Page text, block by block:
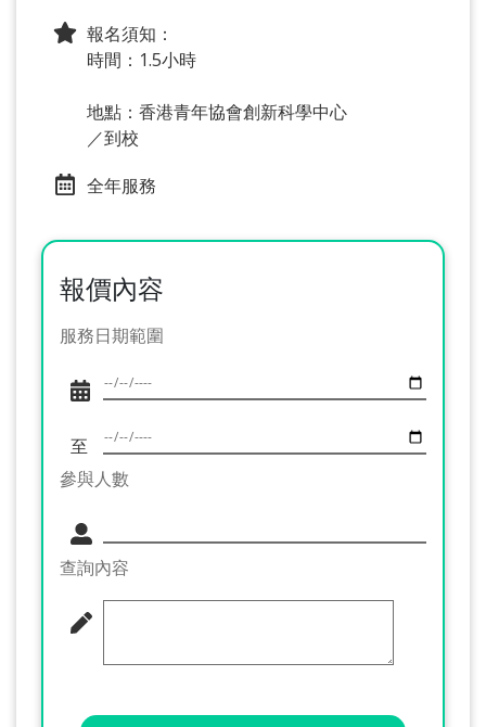
報名須知：
時間：1.5小時
地點：香港青年協會創新科學中心
／到校
全年服務
報價內容
服務日期範圍
至
參與人數
查詢內容